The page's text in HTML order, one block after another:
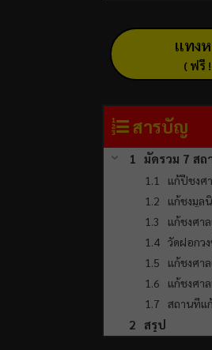
แทง
( ฟรี
สารบัญ
มัดรวม 7 ส
แก้ปีชงศ
แก้ชงมูล
แก้ชงศา
วัดฝอกว
แก้ชงศา
แก้ชงศา
สถานที่แ
สรุป